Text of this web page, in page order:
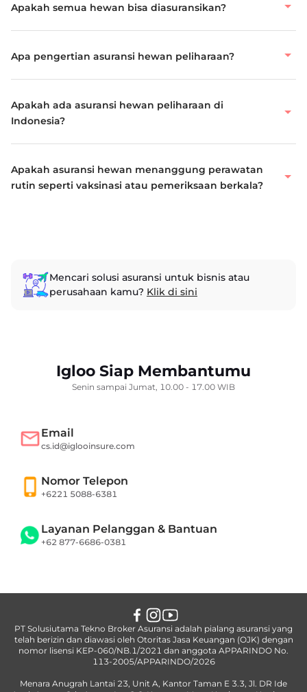
Apakah semua hewan bisa diasuransikan?
Apa pengertian asuransi hewan peliharaan?
Apakah ada asuransi hewan peliharaan di
Indonesia?
Apakah asuransi hewan menanggung perawatan
rutin seperti vaksinasi atau pemeriksaan berkala?
Mencari solusi asuransi untuk bisnis atau
perusahaan kamu? Klik di sini
Igloo Siap Membantumu
Senin sampai Jumat, 10.00 - 17.00 WIB
Email
cs.id@iglooinsure.com
Nomor Telepon
+6221 5088-6381
Layanan Pelanggan & Bantuan
+62 877-6686-0381
PT Solusiutama Tekno Broker Asuransi adalah pialang asuransi yang
telah berizin dan diawasi oleh Otoritas Jasa Keuangan (OJK) dengan
nomor lisensi KEP-060/NB.1/2021 dan anggota APPARINDO No.
113-2005/APPARINDO/2026
Menara Anugrah Lantai 23, Unit A, Kantor Taman E 3.3, Jl. DR Ide